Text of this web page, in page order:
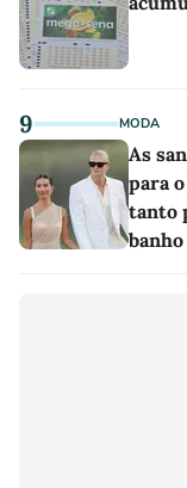
9 MODA
As
para
tanto